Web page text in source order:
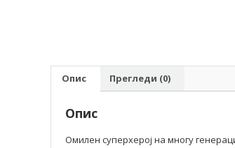
Опис Прегледи (0)
Опис
Омилен суперхерој на многу